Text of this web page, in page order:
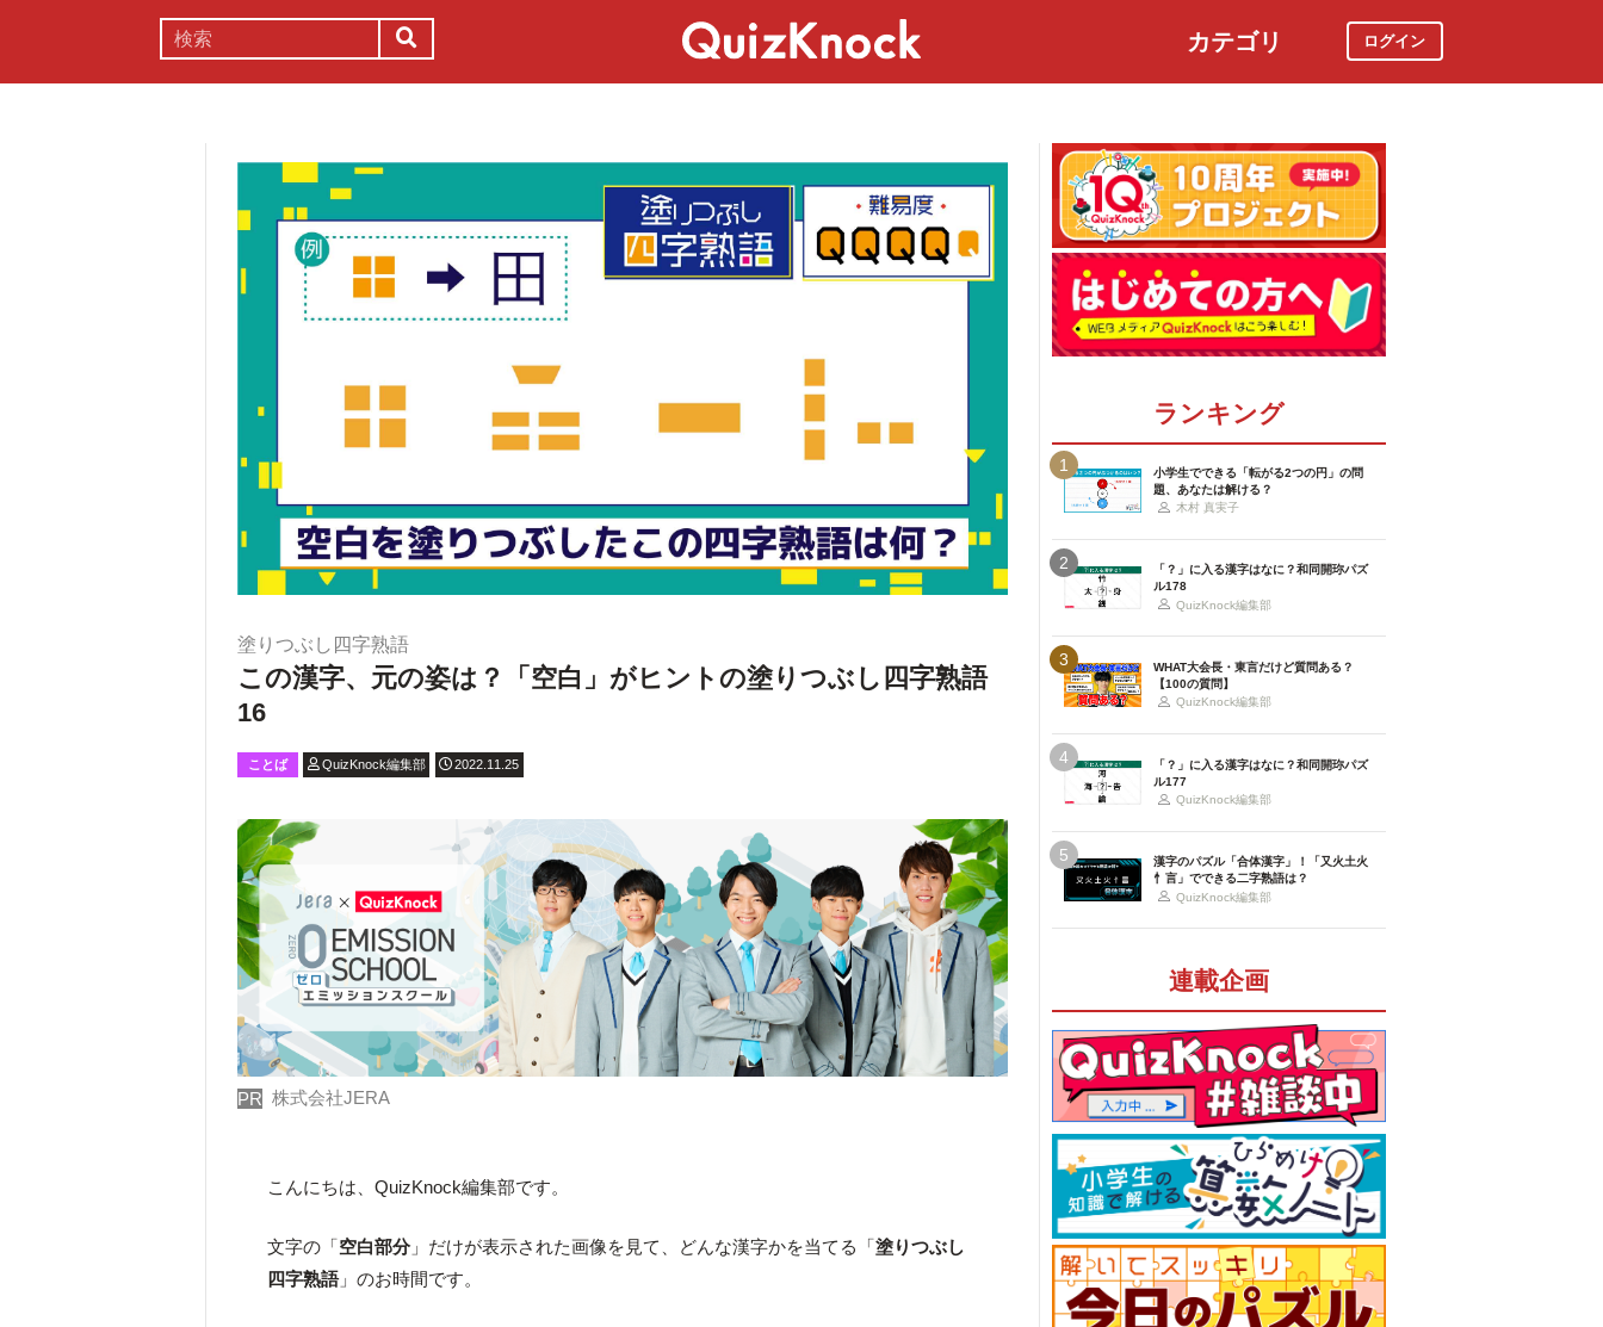
カテゴリ ログイン
塗りつぶし四字熟語
この漢字、元の姿は？「空白」がヒントの塗りつぶし四字熟語
16
ことば QuizKnock編集部 2022.11.25
PR 株式会社JERA
こんにちは、QuizKnock編集部です。
文字の「空白部分」だけが表示された画像を見て、どんな漢字かを当てる「塗りつぶし
四字熟語」のお時間です。
ランキング
1
小学生でできる「転がる2つの円」の問
題、あなたは解ける？
木村 真実子
2
「？」に入る漢字はなに？和同開珎パズ
ル178
QuizKnock編集部
3
WHAT大会長・東言だけど質問ある？
【100の質問】
QuizKnock編集部
4
「？」に入る漢字はなに？和同開珎パズ
ル177
QuizKnock編集部
5
漢字のパズル「合体漢字」！「又火土火
忄言」でできる二字熟語は？
QuizKnock編集部
連載企画